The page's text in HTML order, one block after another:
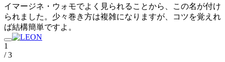
イマージネ・ウォモでよく見られることから、この名が付け
られました。少々巻き方は複雑になりますが、コツを覚えれ
ば結構簡単ですよ。
1
/ 3